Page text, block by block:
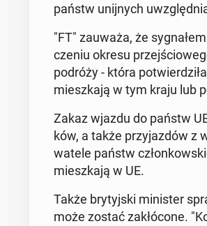
państw unij­nych
"FT" zauważa, że
cze­niu okresu
podróży - która
miesz­ka­ją w tym kraju lub
Zakaz wjazdu do państw
ków, a także przy­jaz­dów z
wa­te­le państw
miesz­ka­ją w UE.
Także bry­tyj­ski mi­ni­ster
może zostać za­kłó­co­ne.